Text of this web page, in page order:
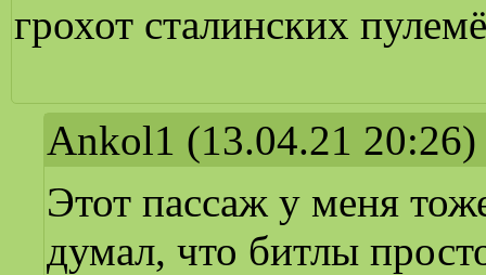
грохот сталинских
Ankol1 (13.04.21 20:26)
Этот пассаж у меня
думал, что битлы